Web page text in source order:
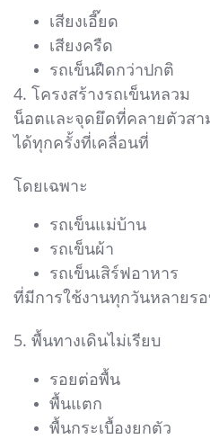
เสียงเอี๊ยด
เสียงครืด
รถเข็นฝืดกว่าปกติ
4. โครงสร้างรถเข็นหลวม
น็อตและจุดยึดที่คลายตัวสา
ได้ทุกครั้งที่เคลื่อนที่
โดยเฉพาะ
รถเข็นแม่บ้าน
รถเข็นผ้า
รถเข็นเสิร์ฟอาหาร
ที่มีการใช้งานทุกวันหลายร
5. พื้นทางเดินไม่เรียบ
รอยต่อพื้น
พื้นแตก
พื้นกระเบื้องยกตัว